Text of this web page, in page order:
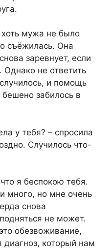
хоть мужа не было
съёжилась. Она
заревнует, если
Однако не ответить
и помощь
забилось в
у тебя? – спросила
Случилось что-
я беспокою тебя.
много, но мне очень
снова
не может.
обезвоживание,
диагноз, который нам